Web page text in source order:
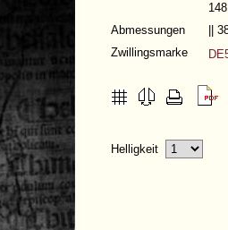
Abmessungen
||
Zwillingsmarke
Helligkeit